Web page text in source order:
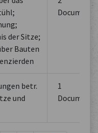
der Sitze;
Bauten
Documents
betr.
und
1
Documents